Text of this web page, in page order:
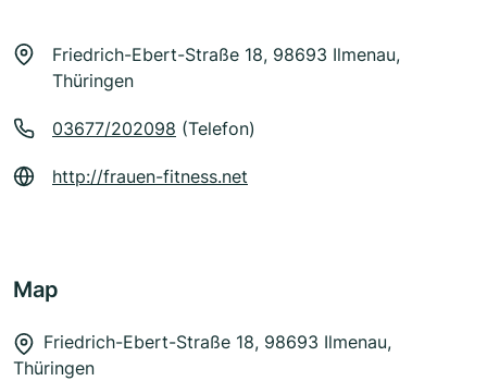
Friedrich-Ebert-Straße 18, 98693 Ilmenau,
Thüringen
03677/202098 (Telefon)
http://frauen-fitness.net
Map
Friedrich-Ebert-Straße 18, 98693 Ilmenau,
Thüringen